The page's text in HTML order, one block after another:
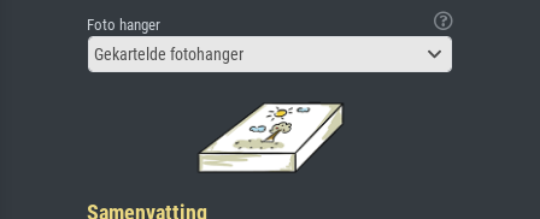
Foto hanger
Gekartelde fotohanger
Samenvatting